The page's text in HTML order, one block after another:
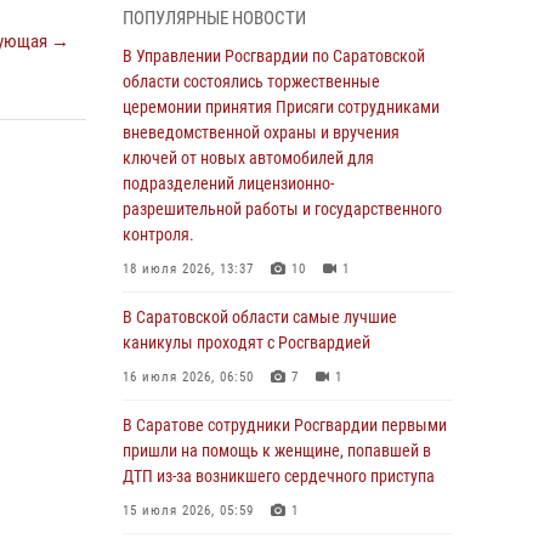
→
В Саратовской области сотрудники
Росгвардии помогли вернуться домой
потерявшейся пенсионерке
21 июля 2026, 10:38
В Управлении Росгвардии по Саратовской
области состоялись торжественные
церемонии принятия Присяги сотрудниками
вневедомственной охраны и вручения
ключей от новых автомобилей для
разрешительной работы и государственного
18 июля 2026, 13:37 10 1
В Саратовской области самые лучшие
16 июля 2026, 06:50 7 1
ПОПУЛЯРНЫЕ НОВОСТИ
В Управлении Росгвардии по Саратовской
области состоялись торжественные
церемонии принятия Присяги сотрудниками
вневедомственной охраны и вручения
ключей от новых автомобилей для
подразделений лицензионно-
разрешительной работы и государственного
контроля.
18 июля 2026, 13:37 10 1
В Саратовской области самые лучшие
каникулы проходят с Росгвардией
16 июля 2026, 06:50 7 1
В Саратове сотрудники Росгвардии первыми
пришли на помощь к женщине, попавшей в
ДТП из-за возникшего сердечного приступа
15 июля 2026, 05:59 1